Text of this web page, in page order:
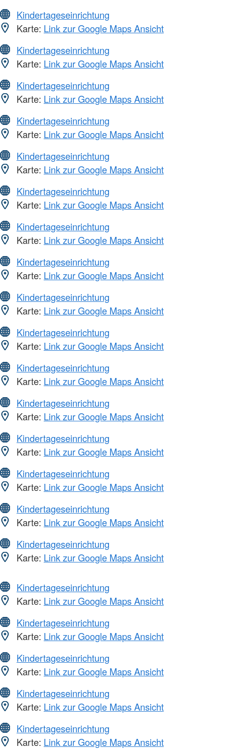
Kindertageseinrichtung
Karte: Link zur Google Maps Ansicht
Kindertageseinrichtung
Karte: Link zur Google Maps Ansicht
Kindertageseinrichtung
Karte: Link zur Google Maps Ansicht
Kindertageseinrichtung
Karte: Link zur Google Maps Ansicht
Kindertageseinrichtung
Karte: Link zur Google Maps Ansicht
Kindertageseinrichtung
Karte: Link zur Google Maps Ansicht
Kindertageseinrichtung
Karte: Link zur Google Maps Ansicht
Kindertageseinrichtung
Karte: Link zur Google Maps Ansicht
Kindertageseinrichtung
Karte: Link zur Google Maps Ansicht
Kindertageseinrichtung
Karte: Link zur Google Maps Ansicht
Kindertageseinrichtung
Karte: Link zur Google Maps Ansicht
Kindertageseinrichtung
Karte: Link zur Google Maps Ansicht
Kindertageseinrichtung
Karte: Link zur Google Maps Ansicht
Kindertageseinrichtung
Karte: Link zur Google Maps Ansicht
Kindertageseinrichtung
Karte: Link zur Google Maps Ansicht
Kindertageseinrichtung
Karte: Link zur Google Maps Ansicht
Kindertageseinrichtung
Karte: Link zur Google Maps Ansicht
Kindertageseinrichtung
Karte: Link zur Google Maps Ansicht
Kindertageseinrichtung
Karte: Link zur Google Maps Ansicht
Kindertageseinrichtung
Karte: Link zur Google Maps Ansicht
Kindertageseinrichtung
Karte: Link zur Google Maps Ansicht